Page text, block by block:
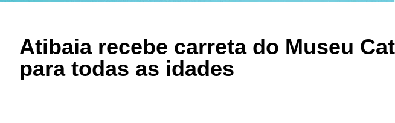
Atibaia recebe carreta do Museu
para todas as idades